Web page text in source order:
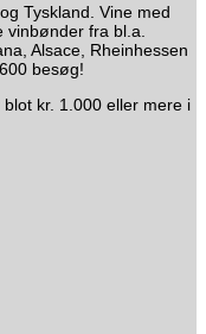
Tyskland. Vine med
fra bl.a.
Alsace, Rheinhessen
besøg!
kr. 1.000 eller mere i